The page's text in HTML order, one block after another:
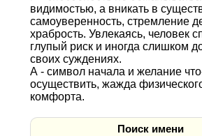
видимостью, а вникать в
самоуверенность, стремление
храбрость. Увлекаясь, человек
глупый риск и иногда слишком
своих суждениях.
А - символ начала и желание
осуществить, жажда
комфорта.
Поиск имени